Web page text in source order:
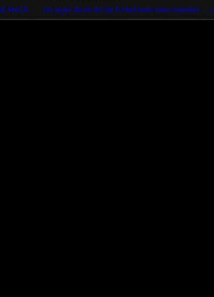
CENSURE À LCI : LÉMISSION QUI ENRAGE MACRON ET LE PEN Un rejet du Ni-Ni de P. Martinez sans mandat confédéral !